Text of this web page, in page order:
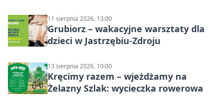
11 sierpnia 2026, 13:00
Grubiorz – wakacyjne warsztaty dla
dzieci w Jastrzębiu-Zdroju
13 sierpnia 2026, 10:00
Kręcimy razem – wjeżdżamy na
Żelazny Szlak: wycieczka rowerowa